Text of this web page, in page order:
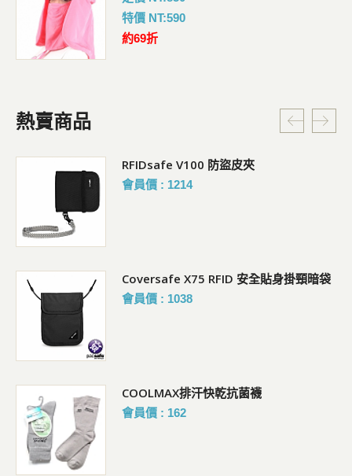
特價 NT:590
約69折
熱賣商品
RFIDsafe V100 防盜皮夾
會員價 : 1214
Coversafe X75 RFID 安全貼身掛頸暗袋
會員價 : 1038
COOLMAX排汗快乾抗菌襪
會員價 : 162